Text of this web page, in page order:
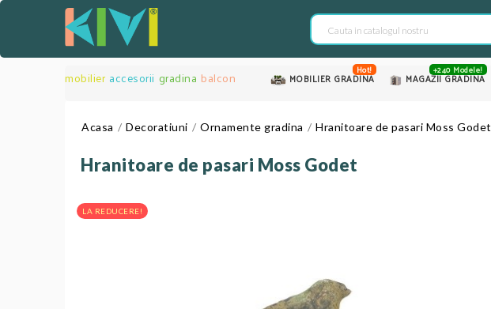
mobilier accesorii gradina balcon MOBILIER GRADINA
Hot!
MAGAZII GRADINA
+240 Modele!
Acasa Decoratiuni Ornamente gradina Hranitoare de pasari Moss Godet
Hranitoare de pasari Moss Godet
LA REDUCERE!